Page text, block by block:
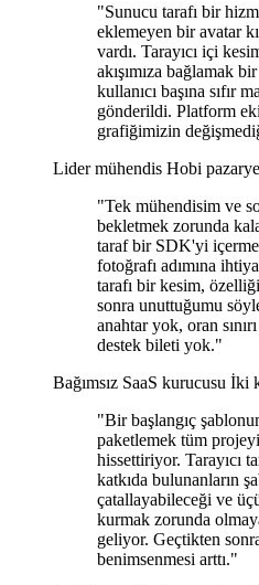
"Sunucu tarafı bir
eklemeyen bir avatar
vardı. Tarayıcı içi
akışımıza bağlamak
kullanıcı başına sıfır
gönderildi. Platform
grafiğimizin
Lider mühendis Hobi
"Tek mühendisim ve
bekletmek zorunda
taraf bir SDK'yi
fotoğrafı adımına
tarafı bir kesim,
sonra unuttuğumu
anahtar yok, oran
destek bileti yok."
Bağımsız SaaS kurucusu İki
"Bir başlangıç
paketlemek tüm
hissettiriyor. Tarayıcı
katkıda bulunanların
çatallayabileceği ve
kurmak zorunda
geliyor. Geçtikten
benimsenmesi arttı."